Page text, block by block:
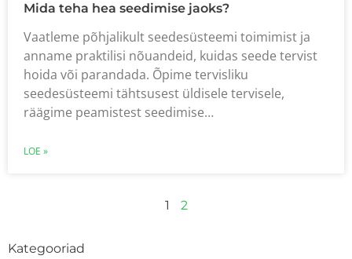
Mida teha hea seedimise jaoks?
Vaatleme põhjalikult seedesüsteemi toimimist ja
anname praktilisi nõuandeid, kuidas seede tervist
hoida või parandada. Õpime tervisliku
seedesüsteemi tähtsusest üldisele tervisele,
räägime peamistest seedimise…
LOE »
1 2
Kategooriad